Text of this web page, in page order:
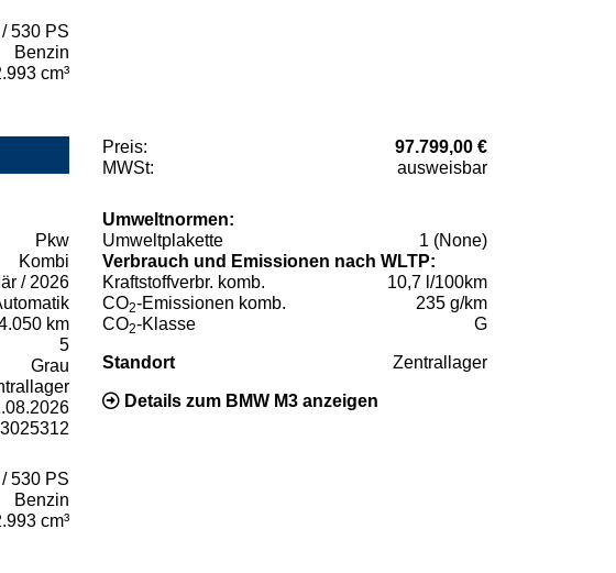
530 PS
Benzin
cm³
Preis:
97.799,00 €
MWSt:
ausweisbar
Pkw
Kombi
/ 2026
km
5
Grau
530 PS
Benzin
cm³
Umweltnormen:
Umweltplakette
1 (None)
Verbrauch und Emissionen nach WLTP:
Kraftstoffverbr. komb.
10,7 l/100km
CO2-Emissionen komb.
235 g/km
CO2-Klasse G
Standort Zentrallager
Details zum BMW M3 anzeigen